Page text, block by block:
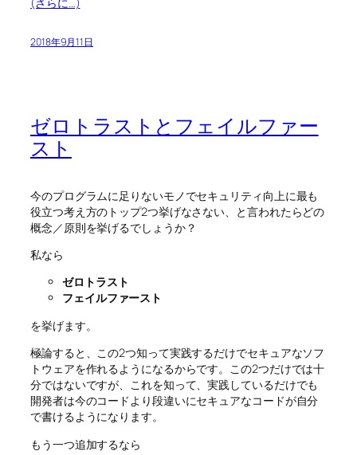
2018年9月11日
ゼロトラストとフェイルファー
スト
今のプログラムに足りないモノでセキュリティ向上に最も
役立つ考え方のトップ2つ挙げなさない、と言われたらどの
概念／原則を挙げるでしょうか？
私なら
ゼロトラスト
フェイルファースト
を挙げます。
極論すると、この2つ知って実践するだけでセキュアなソフ
トウェアを作れるようになるからです。この2つだけでは十
分ではないですが、これを知って、実践しているだけでも
開発者は今のコードより段違いにセキュアなコードが自分
で書けるようになります。
もう一つ追加するなら